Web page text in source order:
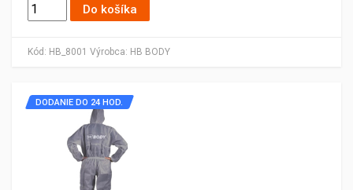
Kód: HB_8001 Výrobca: HB BODY
Do košíka
DODANIE DO 24 HOD.